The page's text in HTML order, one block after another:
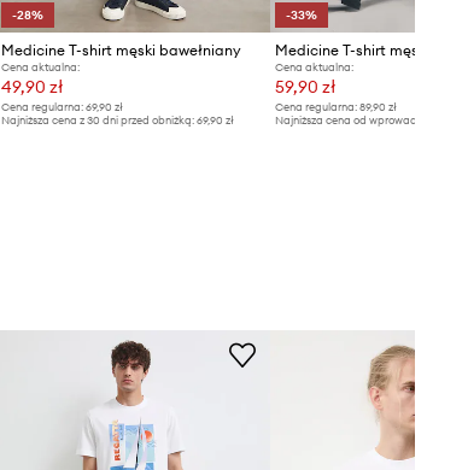
-28%
Medicine T-shirt męski bawełniany
Cena aktualna:
49,90 zł
Cena regularna:69,90 zł
Najniższa cena z 30 dni przed obniżką:69,90 zł
-33%
Medicine T-shirt męski
Cena aktualna:
59,90 zł
Cena regularna: 89,90 zł
Najniższa cena od wprowadzenia do